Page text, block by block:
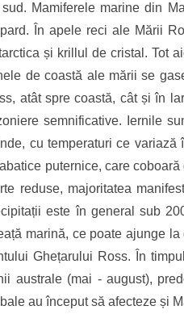
Mamiferele marine din
În apele reci ale Mării
și krillul de cristal. Tot
de coastă ale mării se
atât spre coastă, cât și în
semnificative. Iernile
cu temperaturi ce
puternice, care
reduse, majoritatea
este în general sub
marină, ce poate ajunge
Ghețarului Ross. În
australe (mai - august),
au început să afecteze și